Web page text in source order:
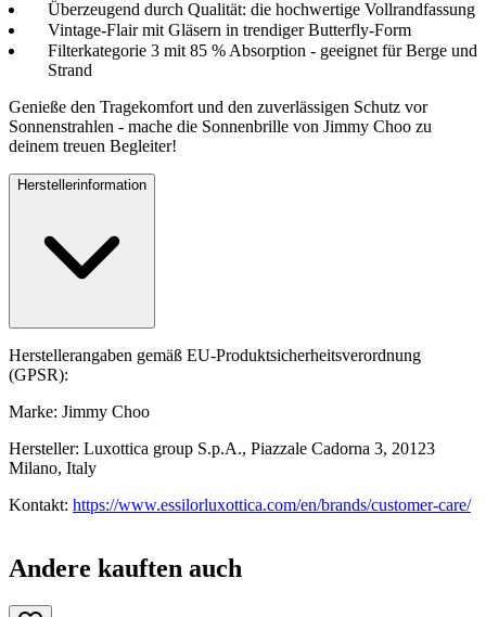
Überzeugend durch Qualität: die hochwertige Vollrandfassung
Vintage-Flair mit Gläsern in trendiger Butterfly-Form
Filterkategorie 3 mit 85 % Absorption - geeignet für Berge und
Strand
Genieße den Tragekomfort und den zuverlässigen Schutz vor
Sonnenstrahlen - mache die Sonnenbrille von Jimmy Choo zu
deinem treuen Begleiter!
Herstellerinformation
Herstellerangaben gemäß EU-Produktsicherheitsverordnung
(GPSR):
Marke: Jimmy Choo
Hersteller: Luxottica group S.p.A., Piazzale Cadorna 3, 20123
Milano, Italy
Kontakt: https://www.essilorluxottica.com/en/brands/customer-care/
Andere kauften auch